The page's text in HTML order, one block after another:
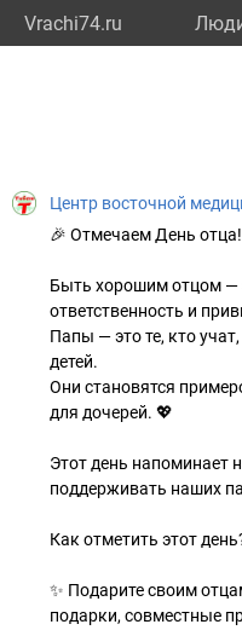
Vrachi74.ru
Центр восточной
🎉 Отмечаем День отца!
Быть хорошим отцом —
ответственность и
Папы — это те, кто
детей.
Они становятся
для дочерей. 💖
Этот день напоминает
поддерживать наших
Как отметить этот
✨ Подарите своим
подарки, совместные